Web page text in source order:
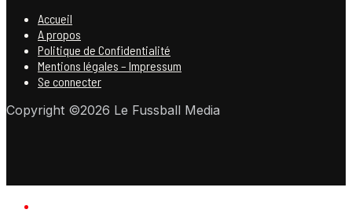
Accueil
A propos
Politique de Confidentialité
Mentions légales – Impressum
Se connecter
Copyright ©2026 Le Fussball Media